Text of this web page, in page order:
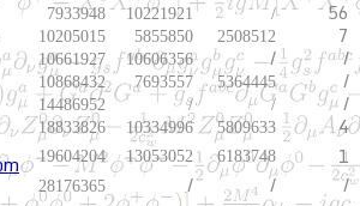
7933948 10221921 /
56
10205015 5855850 2508512
7
10661927 10606356 /
/
10868432 7693557 5364445
/
14486952 / /
/
18833826 10334996 5809633 4
19604204 13053052 6183748
1
28176365 / /
/